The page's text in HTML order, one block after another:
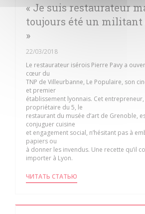
« Je suis restaurateur
toujours été un militant
»
22/03/2018
Le restaurateur isérois Pierre Pavy a
cœur du
TNP de Villeurbanne, Le Populaire, son
et premier
établissement lyonnais. Cet
propriétaire du 5, le
restaurant du musée d’art de Grenoble,
conjuguer cuisine
et engagement social, n’hésitant pas à
papiers ou
à donner les invendus. Une recette qu’il
importer à Lyon.
ЧИТАТЬ СТАТЬЮ